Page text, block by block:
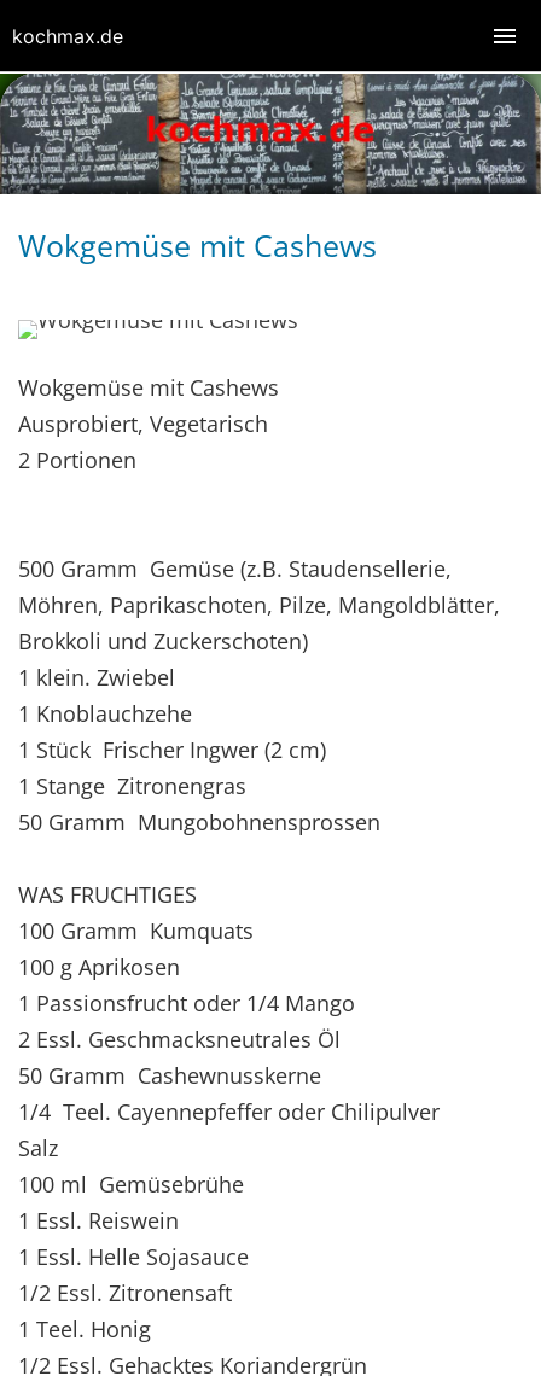
Wokgemüse mit Cashews
Wokgemüse mit Cashews
Ausprobiert, Vegetarisch
2 Portionen
500 Gramm Gemüse (z.B. Staudensellerie,
Möhren, Paprikaschoten, Pilze, Mangoldblätter,
Brokkoli und Zuckerschoten)
1 klein. Zwiebel
1 Knoblauchzehe
1 Stück Frischer Ingwer (2 cm)
1 Stange Zitronengras
50 Gramm Mungobohnensprossen
WAS FRUCHTIGES
100 Gramm Kumquats
100 g Aprikosen
1 Passionsfrucht oder 1/4 Mango
2 Essl. Geschmacksneutrales Öl
50 Gramm Cashewnusskerne
1/4 Teel. Cayennepfeffer oder Chilipulver
Salz
100 ml Gemüsebrühe
1 Essl. Reiswein
1 Essl. Helle Sojasauce
1/2 Essl. Zitronensaft
1 Teel. Honig
1/2 Essl. Gehacktes Koriandergrün
kochmax.de